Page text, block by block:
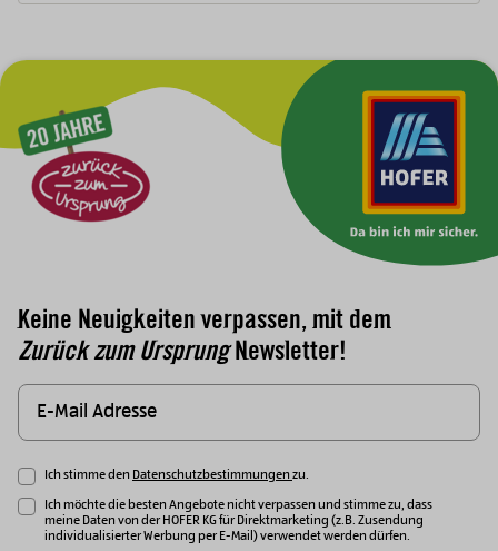
Zur Hauptnavigation
Keine Neuigkeiten verpassen, mit dem
Zurück zum UrsprungNewsletter!
Ich stimme den Datenschutzbestimmungenzu.
Ich möchte die besten Angebote nicht verpassen und stimme zu, dass
meine Daten von der HOFER KG für Direktmarketing (z.B. Zusendung
individualisierter Werbung per E-Mail) verwendet werden dürfen.